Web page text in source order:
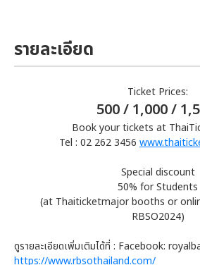
รายละเอียด
Ticket Prices:
500 / 1,000 /
Book your tickets at
Tel : 02 262 3456
Special discount
50% for Students
(at Thaiticketmajor booths or
RBSO2024)
ดูรายละเอียดเพิ่มเติมได้ที่ : Facebook:
https://www.rbsothailand.com/